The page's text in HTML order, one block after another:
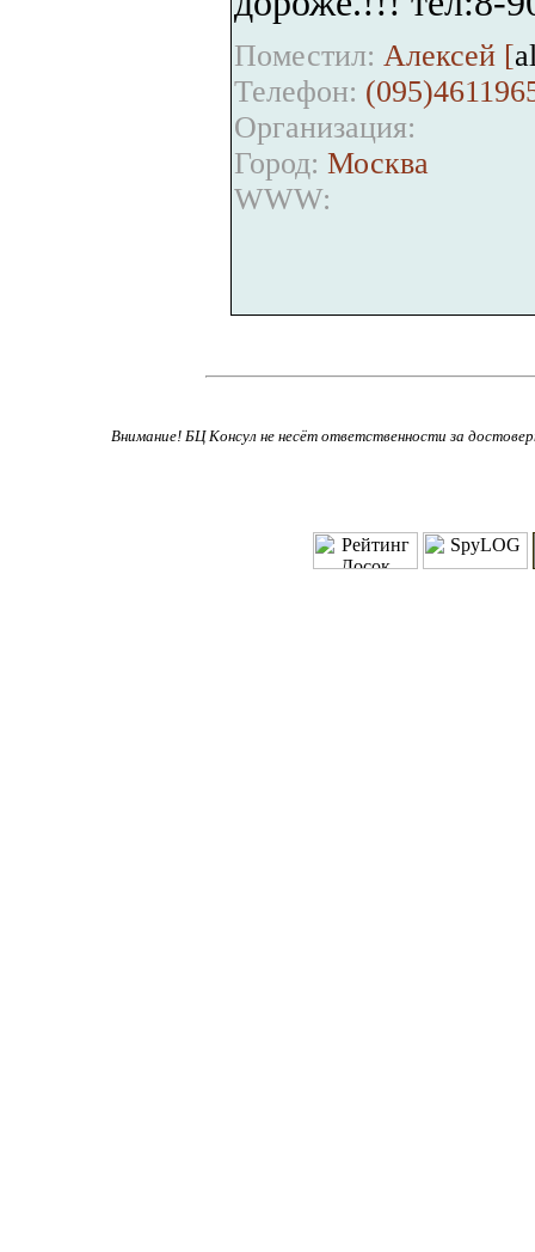
Поместил: Алексей [
Телефон:
Организация:
Город: Москва
WWW:
Внимание! БЦ Консул не несёт ответственности за